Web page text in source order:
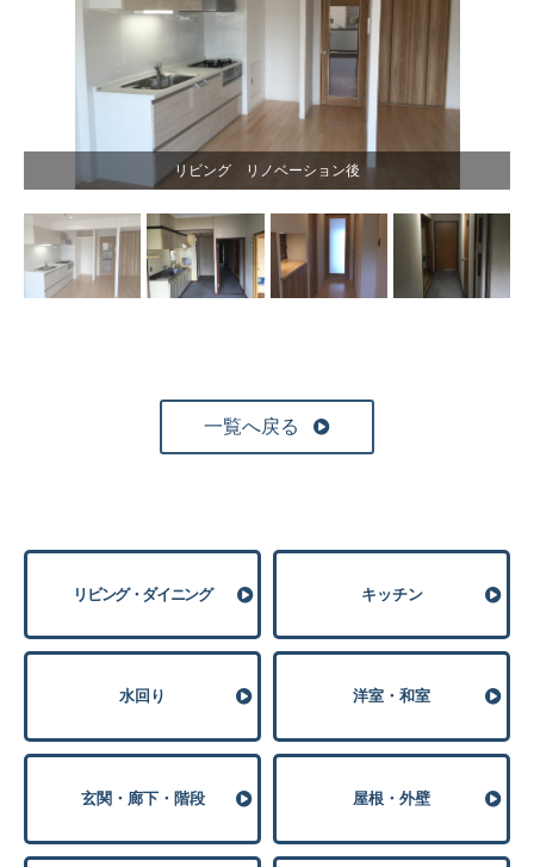
リビング リノベーション後
一覧へ戻る
リビング・ダイニング キッチン
⽔回り 洋室・和室
玄関・廊下・階段 屋根・外壁